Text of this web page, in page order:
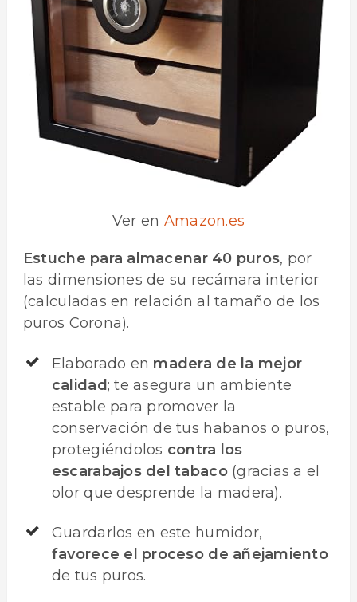
Ver en Amazon.es
Estuche para almacenar 40 puros, por
las dimensiones de su recámara interior
(calculadas en relación al tamaño de los
puros Corona).
Elaborado en madera de la mejor
calidad ; te asegura un ambiente
estable para promover la
conservación de tus habanos o puros,
protegiéndolos contra los
escarabajos del tabaco(gracias a el
olor que desprende la madera).
Guardarlos en este humidor,
favorece el proceso de añejamiento
de tus puros.